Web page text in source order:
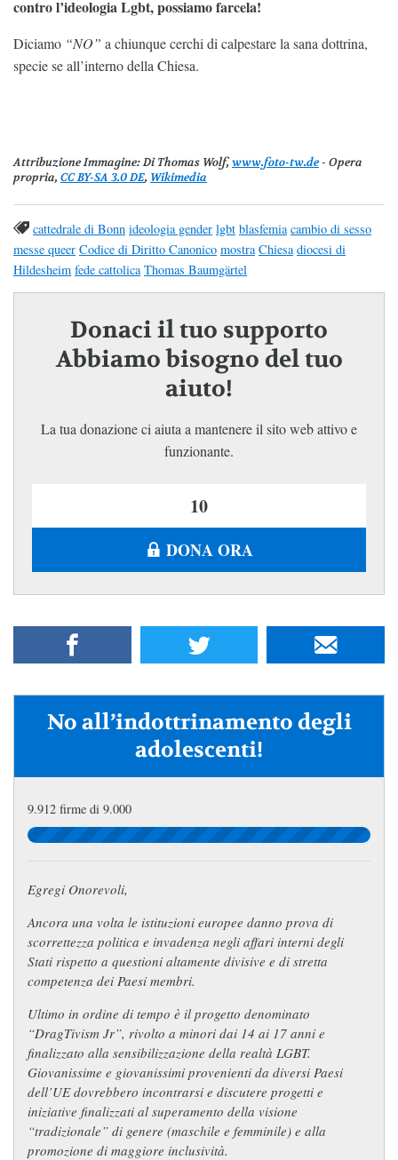
contro l’ideologia Lgbt, possiamo farcela!
Diciamo “NO” a chiunque cerchi di calpestare la sana dottrina,
specie se all’interno della Chiesa.
Attribuzione Immagine:Di Thomas Wolf,www.foto-tw.de- Opera
propria, CC BY-SA 3.0 DE, Wikimedia
cattedrale di Bonn ideologia gender lgbt blasfemia cambio di sesso
messe queer Codice di Diritto Canonico mostra Chiesa diocesi di
Hildesheim fede cattolica Thomas Baumgärtel
Donaci il tuo supporto
Abbiamo bisogno del tuo
aiuto!
La tua donazione ci aiuta a mantenere il sito web attivo e
funzionante.
DONA ORA
No all’indottrinamento degli
adolescenti!
9.912 firme di 9.000
Egregi Onorevoli,
Ancora una volta le istituzioni europee danno prova di
scorrettezza politica e invadenza negli affari interni degli
Stati rispetto a questioni altamente divisive e di stretta
competenza dei Paesi membri.
Ultimo in ordine di tempo è il progetto denominato
“DragTivism Jr”, rivolto a minori dai 14 ai 17 anni e
finalizzato alla sensibilizzazione della realtà LGBT.
Giovanissime e giovanissimi provenienti da diversi Paesi
dell’UE dovrebbero incontrarsi e discutere progetti e
iniziative finalizzati al superamento della visione
“tradizionale” di genere (maschile e femminile) e alla
promozione di maggiore inclusività.